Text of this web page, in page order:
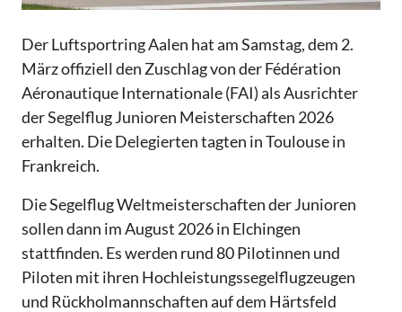
Der Luftsportring Aalen hat am Samstag, dem 2.
März offiziell den Zuschlag von der Fédération
Aéronautique Internationale (FAI) als Ausrichter
der Segelflug Junioren Meisterschaften 2026
erhalten. Die Delegierten tagten in Toulouse in
Frankreich.
Die Segelflug Weltmeisterschaften der Junioren
sollen dann im August 2026 in Elchingen
stattfinden. Es werden rund 80 Pilotinnen und
Piloten mit ihren Hochleistungssegelflugzeugen
und Rückholmannschaften auf dem Härtsfeld